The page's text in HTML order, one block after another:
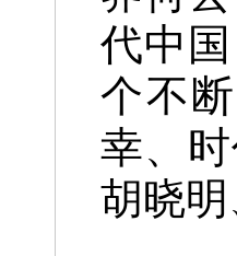
代中
个不
幸、
胡晓